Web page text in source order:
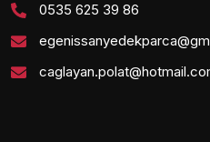
0535 625 39 86